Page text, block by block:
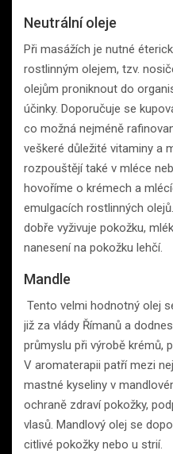
Neutrální oleje
Při masážích je nutné
rostlinným olejem, tzv.
olejům proniknout do
účinky. Doporučuje se
co možná nejméně
veškeré důležité vitaminy a
rozpouštějí také v mléce
hovoříme o krémech a
emulgacích rostlinných
dobře vyživuje pokožku,
nanesení na pokožku lehčí.
Mandle
Tento velmi hodnotný olej
již za vlády Římanů a
průmyslu při výrobě krémů,
V aromaterapii patří mezi
mastné kyseliny v
ochraně zdraví pokožky,
vlasů. Mandlový olej se
citlivé pokožky nebo u strií.